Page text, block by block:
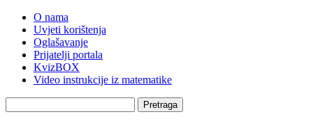
O nama
Uvjeti korištenja
Oglašavanje
Prijatelji portala
KvizBOX
Video instrukcije iz matematike
Pretraga